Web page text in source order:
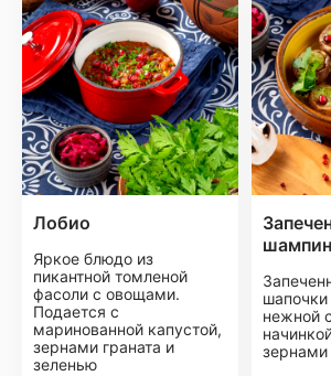
Лобио
Яркое блюдо из
пикантной томленой
фасоли с овощами.
Подается с
маринованной капустой,
зернами граната и
зеленью
нежной
зернами